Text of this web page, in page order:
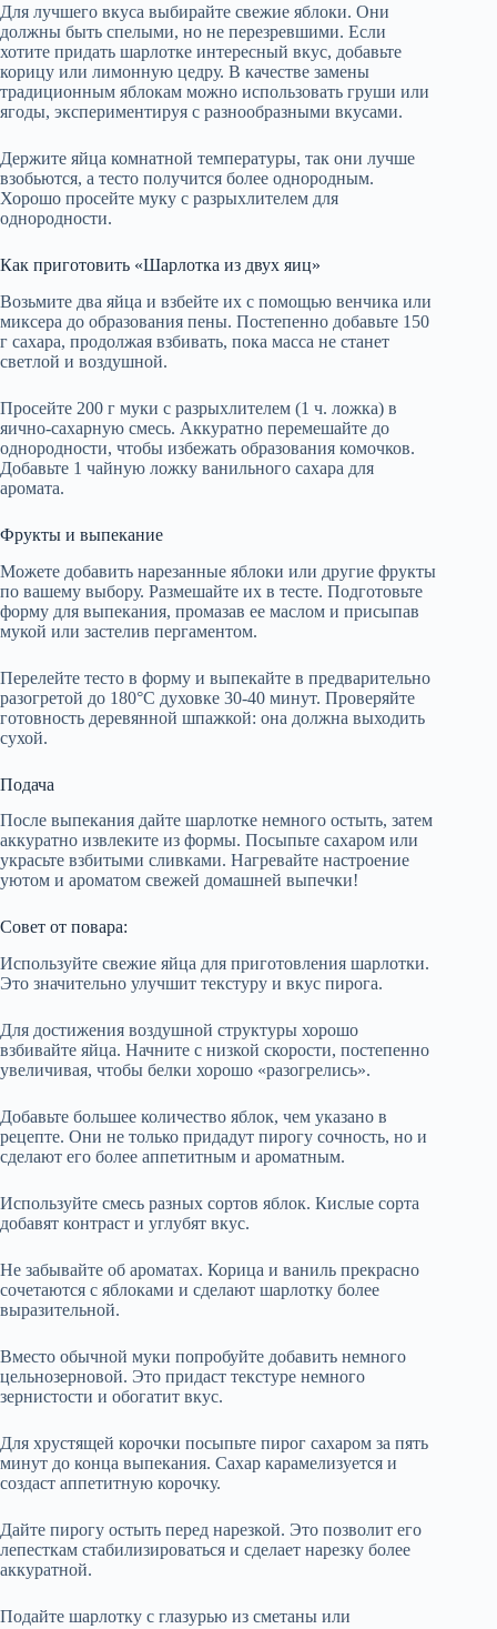
Для лучшего вкуса выбирайте свежие яблоки. Они
должны быть спелыми, но не перезревшими. Если
хотите придать шарлотке интересный вкус, добавьте
корицу или лимонную цедру. В качестве замены
традиционным яблокам можно использовать груши или
ягоды, экспериментируя с разнообразными вкусами.
Держите яйца комнатной температуры, так они лучше
взобьются, а тесто получится более однородным.
Хорошо просейте муку с разрыхлителем для
однородности.
Как приготовить «Шарлотка из двух яиц»
Возьмите два яйца и взбейте их с помощью венчика или
миксера до образования пены. Постепенно добавьте 150
г сахара, продолжая взбивать, пока масса не станет
светлой и воздушной.
Просейте 200 г муки с разрыхлителем (1 ч. ложка) в
яично-сахарную смесь. Аккуратно перемешайте до
однородности, чтобы избежать образования комочков.
Добавьте 1 чайную ложку ванильного сахара для
аромата.
Фрукты и выпекание
Можете добавить нарезанные яблоки или другие фрукты
по вашему выбору. Размешайте их в тесте. Подготовьте
форму для выпекания, промазав ее маслом и присыпав
мукой или застелив пергаментом.
Перелейте тесто в форму и выпекайте в предварительно
разогретой до 180°C духовке 30-40 минут. Проверяйте
готовность деревянной шпажкой: она должна выходить
сухой.
Подача
После выпекания дайте шарлотке немного остыть, затем
аккуратно извлеките из формы. Посыпьте сахаром или
украсьте взбитыми сливками. Нагревайте настроение
уютом и ароматом свежей домашней выпечки!
Совет от повара:
Используйте свежие яйца для приготовления шарлотки.
Это значительно улучшит текстуру и вкус пирога.
Для достижения воздушной структуры хорошо
взбивайте яйца. Начните с низкой скорости, постепенно
увеличивая, чтобы белки хорошо «разогрелись».
Добавьте большее количество яблок, чем указано в
рецепте. Они не только придадут пирогу сочность, но и
сделают его более аппетитным и ароматным.
Используйте смесь разных сортов яблок. Кислые сорта
добавят контраст и углубят вкус.
Не забывайте об ароматах. Корица и ваниль прекрасно
сочетаются с яблоками и сделают шарлотку более
выразительной.
Вместо обычной муки попробуйте добавить немного
цельнозерновой. Это придаст текстуре немного
зернистости и обогатит вкус.
Для хрустящей корочки посыпьте пирог сахаром за пять
минут до конца выпекания. Сахар карамелизуется и
создаст аппетитную корочку.
Дайте пирогу остыть перед нарезкой. Это позволит его
лепесткам стабилизироваться и сделает нарезку более
аккуратной.
Подайте шарлотку с глазурью из сметаны или